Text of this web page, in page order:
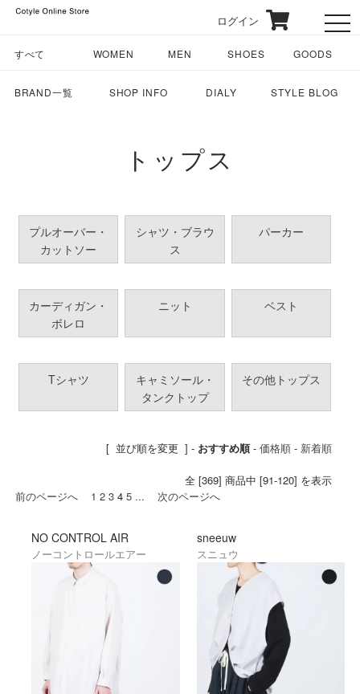
ログイン
すべて WOMEN MEN SHOES GOODS
BRAND一覧 SHOP INFO DIALY STYLE BLOG
トップス
プルオーバー・
カットソー
シャツ・ブラウ
ス
パーカー
カーディガン・
ボレロ
ニット ベスト
Tシャツ
キャミソール・
タンクトップ
その他トップス
[ 並び順を変更 ] - おすすめ順-価格順 - 新着順
全 [369] 商品中 [91-120] を表示
前のページへ
1 2 3 4 5 ... 次のページへ
NO CONTROL AIR
ノーコントロールエアー
sneeuw
スニュウ